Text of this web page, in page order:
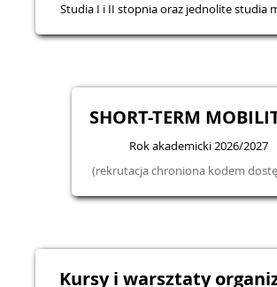
Studia I i II stopnia oraz jednolite studia
SHORT-TERM
Rok akademicki 2026/2027
(rekrutacja chroniona kodem
Kursy i warsztaty